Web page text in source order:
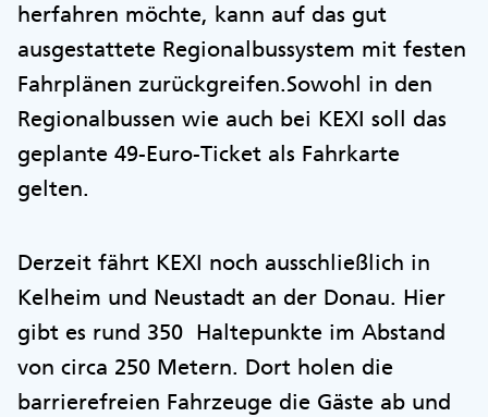
herfahren möchte, kann auf das gut
ausgestattete Regionalbussystem mit festen
Fahrplänen zurückgreifen.Sowohl in den
Regionalbussen wie auch bei KEXI soll das
geplante 49-Euro-Ticket als Fahrkarte
gelten.
Derzeit fährt KEXI noch ausschließlich in
Kelheim und Neustadt an der Donau. Hier
gibt es rund 350 Haltepunkte im Abstand
von circa 250 Metern. Dort holen die
barrierefreien Fahrzeuge die Gäste ab und